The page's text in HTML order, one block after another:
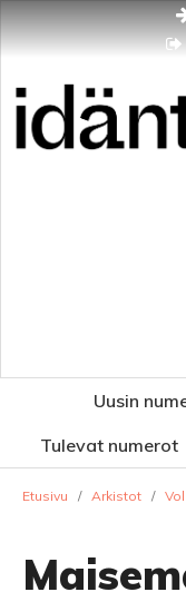
Uusin
Tulevat numerot
Etusivu / Arkistot /